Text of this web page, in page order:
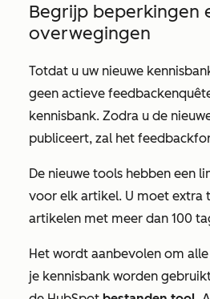
Begrijp beperkingen
overwegingen
Totdat u uw nieuwe
geen actieve
kennisbank. Zodra u de
publiceert, zal het
De nieuwe tools hebben een
voor elk artikel. U moet extra
artikelen met meer dan 100
Het wordt aanbevolen om
je kennisbank worden